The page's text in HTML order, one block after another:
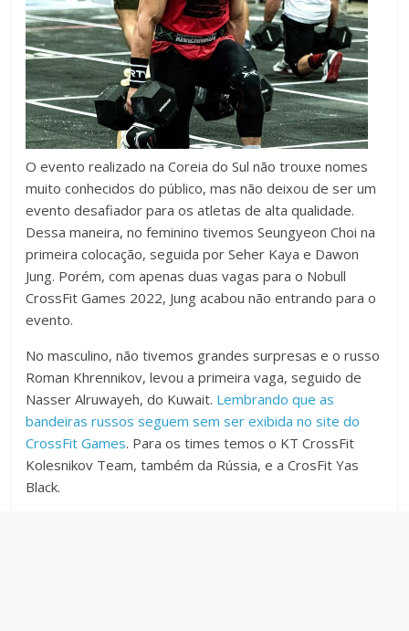
O evento realizado na Coreia do Sul não trouxe nomes
muito conhecidos do público, mas não deixou de ser um
evento desafiador para os atletas de alta qualidade.
Dessa maneira, no feminino tivemos Seungyeon Choi na
primeira colocação, seguida por Seher Kaya e Dawon
Jung. Porém, com apenas duas vagas para o Nobull
CrossFit Games 2022, Jung acabou não entrando para o
evento.
No masculino, não tivemos grandes surpresas e o russo
Roman Khrennikov, levou a primeira vaga, seguido de
Nasser Alruwayeh, do Kuwait. Lembrando que as
bandeiras russos seguem sem ser exibida no site do
CrossFit Games. Para os times temos o KT CrossFit
Kolesnikov Team, também da Rússia, e a CrosFit Yas
Black.